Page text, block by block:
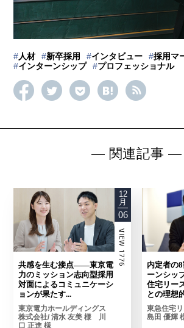
#人材 #新卒採用 #インタビュー #採用マ
#インターンシップ #プロフェッショナル
― 関連記事 ―
共感を生む接点——東京電
力のミッション志向型採用
対面によるコミュニケーシ
ョンが果たす...
東京電力ホールディングス
株式会社/ 清水 友美 様 川
口 正進 様
12
月
06
ーVIEW 1776
内定者の
ーンシッ
住宅リー
との理想
東急住宅
島田 優輝